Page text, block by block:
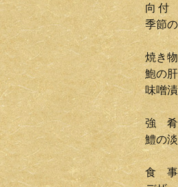
向 付
季節
焼き物
鮑の
味噌
強 肴
鱧の
食